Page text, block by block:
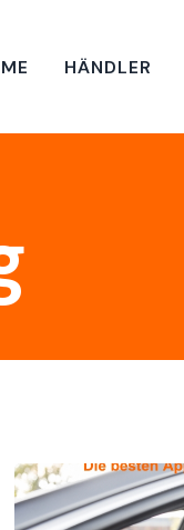
HÄNDLER